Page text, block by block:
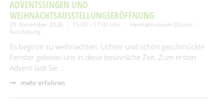
Fundtiere
Zahlen & Statistik
Formularservice
Spielplätze
Spenden & Sponsoring
Tourismus
ADVENTSSINGEN UND
WEIHNACHTSAUSSTELLUNGSERÖFFNUNG
29. November 2026 15:00 – 17:00 Uhr
Heimatmuseum Dissen
Ausstellung
Es beginnt zu weihnachten. Lichter und schön geschmückte
Fenster geleiten uns in diese besinnliche Zeit. Zum ersten
Advent lädt Sie …
mehr erfahren
SUCHEN